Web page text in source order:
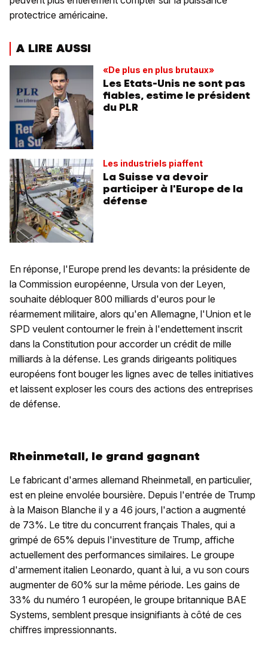
protectrice américaine.
A LIRE AUSSI
«De plus en plus brutaux»
Les Etats-Unis ne sont pas
fiables, estime le président
du PLR
Les industriels piaffent
La Suisse va devoir
participer à l'Europe de la
défense
En réponse, l'Europe prend les devants: la présidente de
la Commission européenne, Ursula von der Leyen,
souhaite débloquer 800 milliards d'euros pour le
réarmement militaire, alors qu'en Allemagne, l'Union et le
SPD veulent contourner le frein à l'endettement inscrit
dans la Constitution pour accorder un crédit de mille
milliards à la défense. Les grands dirigeants politiques
européens font bouger les lignes avec de telles initiatives
et laissent exploser les cours des actions des entreprises
de défense.
Rheinmetall, le grand gagnant
Le fabricant d'armes allemand Rheinmetall, en particulier,
est en pleine envolée boursière. Depuis l'entrée de Trump
à la Maison Blanche il y a 46 jours, l'action a augmenté
de 73%. Le titre du concurrent français Thales, qui a
grimpé de 65% depuis l'investiture de Trump, affiche
actuellement des performances similaires. Le groupe
d'armement italien Leonardo, quant à lui, a vu son cours
augmenter de 60% sur la même période. Les gains de
33% du numéro 1 européen, le groupe britannique BAE
Systems, semblent presque insignifiants à côté de ces
chiffres impressionnants.